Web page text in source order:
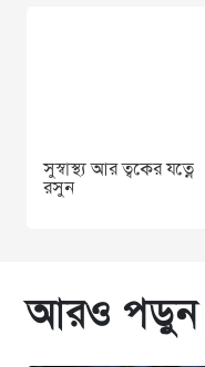
সুস্বাস্থ্য আর ত্বকের যত্নে
রসুন
আরও পড়ুন